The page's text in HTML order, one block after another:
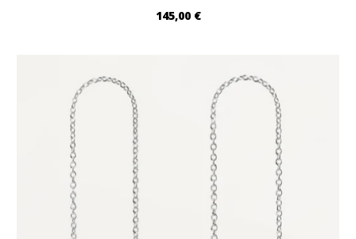
145,00 €